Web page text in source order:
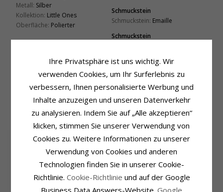
Metall: Silber
Kollektion: Little Ones
Oberfläche: Polierter
Schmuckstein
Schmuckstein: Emaille
Schmuckstein
Breite:7,0 mm
Lieferzeit
VERWANDTE PRODUKTE
Ihre Privatsphäre ist uns wichtig. Wir
verwenden Cookies, um Ihr Surferlebnis zu
verbessern, Ihnen personalisierte Werbung und
Inhalte anzuzeigen und unseren Datenverkehr
zu analysieren. Indem Sie auf „Alle akzeptieren“
klicken, stimmen Sie unserer Verwendung von
Cookies zu. Weitere Informationen zu unserer
Verwendung von Cookies und anderen
Technologien finden Sie in unserer Cookie-
Richtlinie. Cookie-Richtlinie und auf der Google
Business Data Answers-Website. Google